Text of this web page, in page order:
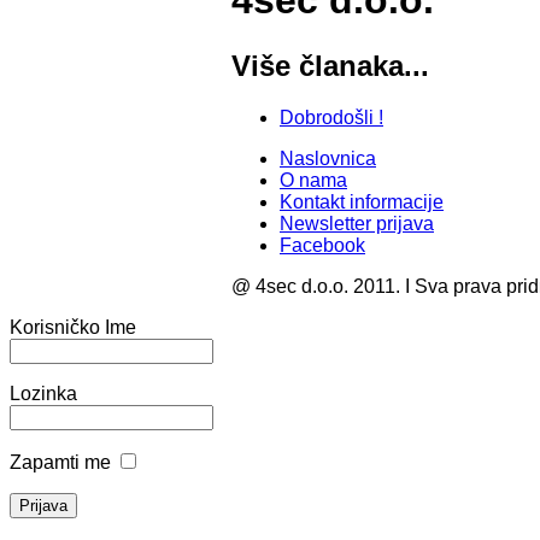
Više članaka...
Dobrodošli !
Naslovnica
O nama
Kontakt informacije
Newsletter prijava
Facebook
@ 4sec d.o.o. 2011. I Sva prava
Korisničko Ime
Lozinka
Zapamti me